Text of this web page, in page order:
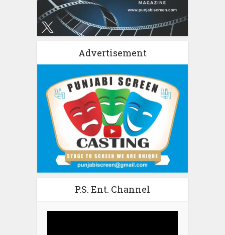
Advertisement
P.S. Ent. Channel